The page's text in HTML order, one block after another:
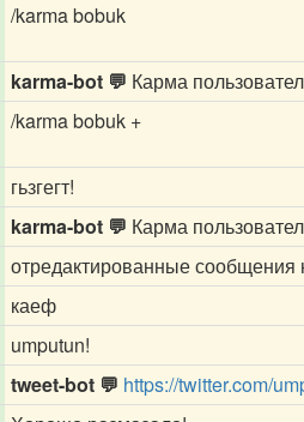
/karma bobuk
karma-bot 💬 Карма
/karma bobuk +
гьзгегт!
karma-bot 💬 Карма
отредактированные
каеф
umputun!
tweet-bot 💬 https://twitter.com/